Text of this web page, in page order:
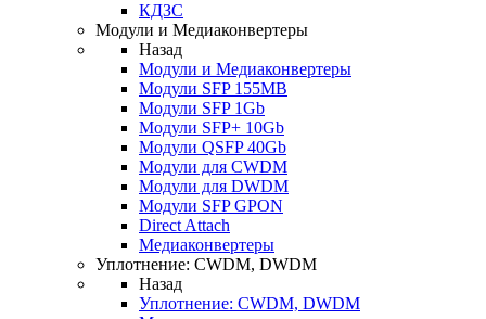
КДЗС
Модули и Медиаконвертеры
Назад
Модули и Медиаконвертеры
Модули SFP 155MB
Модули SFP 1Gb
Модули SFP+ 10Gb
Модули QSFP 40Gb
Модули для CWDM
Модули для DWDM
Модули SFP GPON
Direct Attach
Медиаконвертеры
Уплотнение: CWDM, DWDM
Назад
Уплотнение: CWDM, DWDM